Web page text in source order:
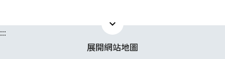
expand_less
展開網站地圖
:::